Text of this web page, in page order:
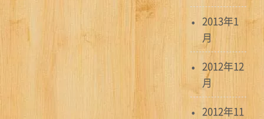
2013年1
月
2012年12
月
2012年11